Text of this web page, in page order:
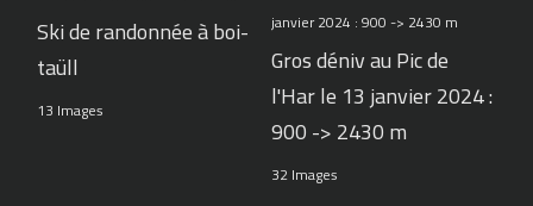
Ski de randonnée à boi-
taüll
13 Images
Gros déniv au Pic de
l'Har le 13 janvier 2024 :
900 -> 2430 m
32 Images